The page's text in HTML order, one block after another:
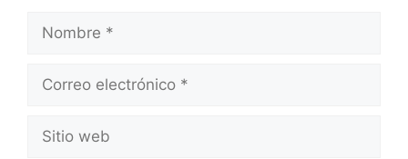
Nombre
Correo
Sitio
web